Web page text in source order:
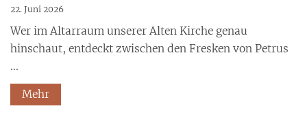
22. Juni 2026
Wer im Altarraum unserer Alten Kirche genau
hinschaut, entdeckt zwischen den Fresken von Petrus
...
Mehr